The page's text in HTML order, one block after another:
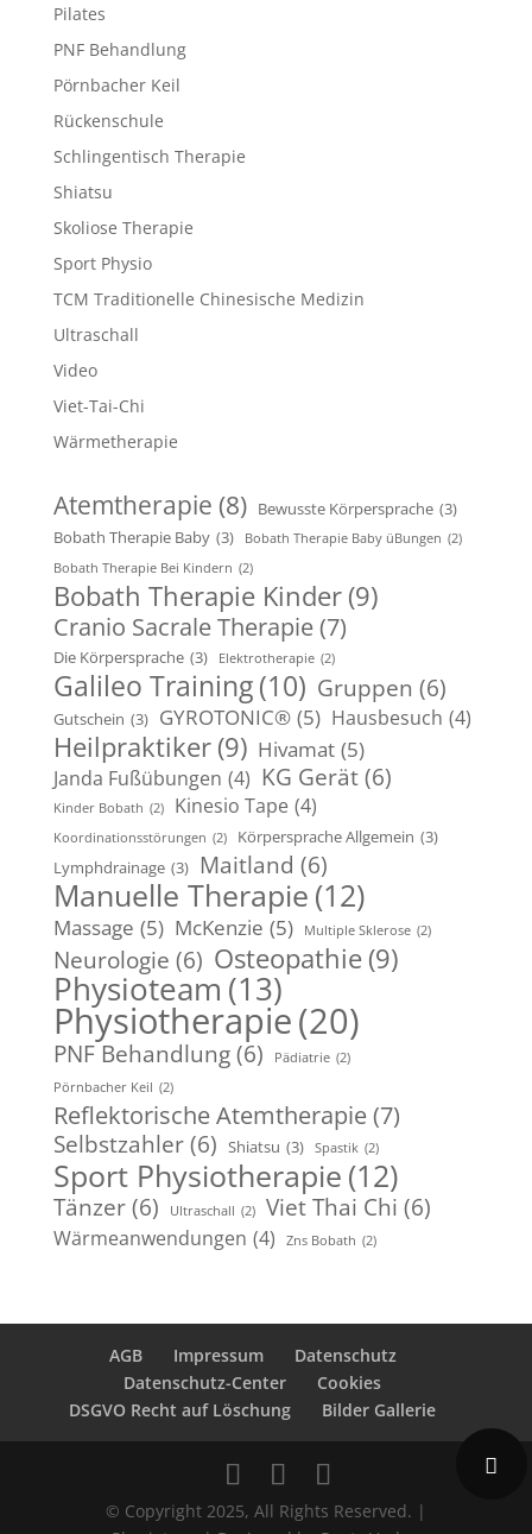
Pilates
PNF Behandlung
Pörnbacher Keil
Rückenschule
Schlingentisch Therapie
Shiatsu
Skoliose Therapie
Sport Physio
TCM Traditionelle Chinesische Medizin
Ultraschall
Video
Viet-Tai-Chi
Wärmetherapie
Atemtherapie (8) Bewusste Körpersprache (3)
Bobath Therapie Baby (3) Bobath Therapie Baby üBungen (2)
Bobath Therapie Bei Kindern (2)
Bobath Therapie Kinder (9)
Cranio Sacrale Therapie(7)
Die Körpersprache (3) Elektrotherapie (2)
Galileo Training(10) Gruppen (6)
Gutschein (3) GYROTONIC® (5) Hausbesuch (4)
Heilpraktiker (9) Hivamat (5)
Janda Fußübungen (4) KG Gerät (6)
Kinder Bobath (2) Kinesio Tape (4)
Koordinationsstörungen (2) Körpersprache Allgemein (3)
Lymphdrainage (3) Maitland (6)
Manuelle Therapie (12)
Massage (5) McKenzie (5) Multiple Sklerose (2)
Neurologie (6) Osteopathie (9)
Physioteam (13)
Physiotherapie(20)
PNF Behandlung (6) Pädiatrie (2)
Pörnbacher Keil (2)
Reflektorische Atemtherapie(7)
Selbstzahler (6) Shiatsu (3) Spastik (2)
Sport Physiotherapie (12)
Tänzer (6) Ultraschall (2) Viet Thai Chi (6)
Wärmeanwendungen (4) Zns Bobath (2)
AGB Impressum
Datenschutz
Datenschutz-Center
Cookies
DSGVO Recht auf Löschung
Bilder Gallerie
© Copyright 2025, All Rights Reserved. |